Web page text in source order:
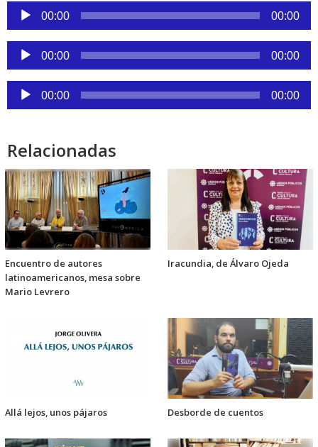
Reproductor
de
audio
00:00 00:00
Reproductor
de
audio
00:00 00:00
Reproductor
de
00:00 00:00
Relacionadas
Encuentro de autores
latinoamericanos, mesa sobre
Mario Levrero
Iracundia, de Álvaro Ojeda
Allá lejos, unos pájaros Desborde de cuentos